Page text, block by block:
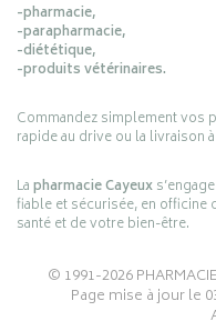
-pharmacie,
-parapharmacie,
-diététique,
-produits vétérinaires.
Commandez simplement vos
rapide au drive ou la livraison
Lapharmacie Cayeux
fiable et sécurisée, en officine
santé et de votre bien-être.
© 1991-2026
Page mise à jour le